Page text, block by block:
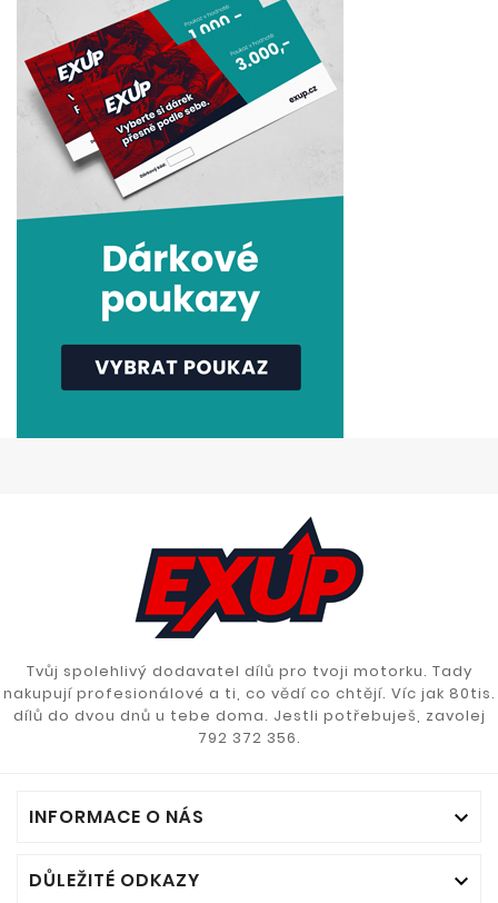
Tvůj spolehlivý dodavatel dílů pro tvoji motorku. Tady
nakupují profesionálové a ti, co vědí co chtějí. Víc jak 80tis.
dílů do dvou dnů u tebe doma. Jestli potřebuješ, zavolej
792 372 356.
INFORMACE O NÁS 
DŮLEŽITÉ ODKAZY 